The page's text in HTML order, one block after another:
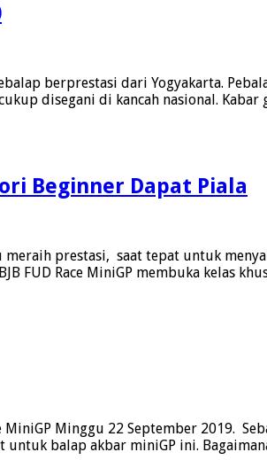
berprestasi dari Yogyakarta.
disegani di kancah nasional.
Beginner Dapat Piala
prestasi, saat tepat untuk
FUD Race MiniGP membuka kelas
Minggu 22 September 2019.
untuk balap akbar miniGP ini.